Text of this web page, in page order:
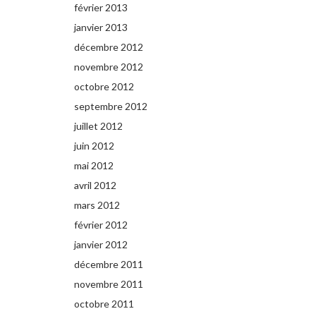
février 2013
janvier 2013
décembre 2012
novembre 2012
octobre 2012
septembre 2012
juillet 2012
juin 2012
mai 2012
avril 2012
mars 2012
février 2012
janvier 2012
décembre 2011
novembre 2011
octobre 2011